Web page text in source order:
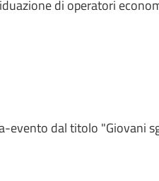
di operatori
evento dal titolo "Giovani